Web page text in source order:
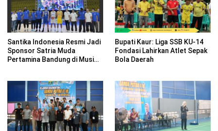
Santika Indonesia Resmi Jadi
Sponsor Satria Muda
Pertamina Bandung di Musim
Bupati Kaur: Liga SSB KU-14
Fondasi Lahirkan Atlet Sepak
Bola Daerah